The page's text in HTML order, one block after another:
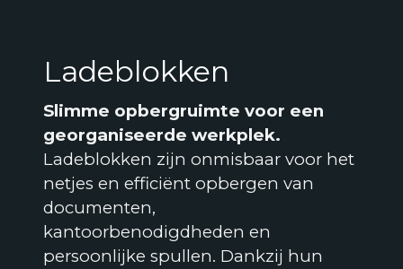
Ladeblokken
Slimme opbergruimte voor een
georganiseerde werkplek.
Ladeblokken zijn onmisbaar voor het
netjes en efficiënt opbergen van
documenten,
kantoorbenodigdheden en
persoonlijke spullen. Dankzij hun